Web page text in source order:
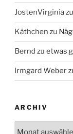
JostenVirginiazu
Käthchen zu
Bernd zu etwas
Irmgard Weber
ARCHIV